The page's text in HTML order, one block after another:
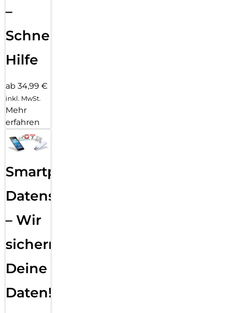
–
Schnelle
Hilfe
ab 34,99 €
inkl. MwSt.
Mehr
erfahren
Smartphone
Datensicherung
– Wir
sichern
Deine
Daten!